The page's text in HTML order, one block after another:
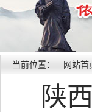
当前位置： 网站首
陕